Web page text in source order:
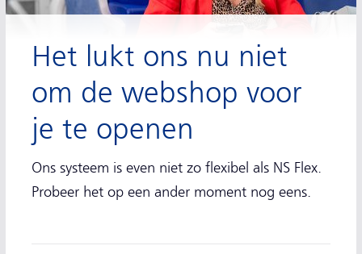
Het lukt ons nu niet
om de webshop voor
je te openen
Ons systeem is even niet zo flexibel als NS Flex.
Probeer het op een ander moment nog eens.